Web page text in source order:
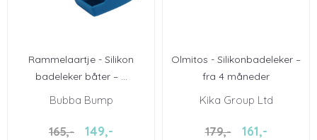
Rammelaartje - Silikon
badeleker båter – ...
Bubba Bump
165,- 149,-
Olmitos - Silikonbadeleker –
fra 4 måneder
Kika Group Ltd
179,- 161,-